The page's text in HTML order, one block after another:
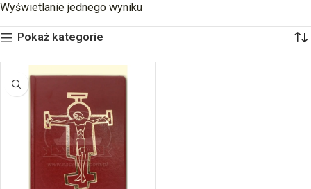
Wyświetlanie jednego wyniku
Pokaż kategorie